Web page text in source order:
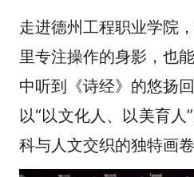
走进德州工程职业学院
里专注操作的身影，也
中听到《诗经》的悠扬
以“以文化人、以美育人
科与人文交织的独特画卷